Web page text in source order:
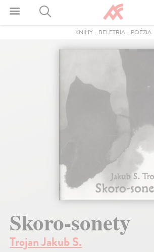
KNIHY- BELETRIA- POÉZIA
Skoro-sonety
Trojan Jakub S.